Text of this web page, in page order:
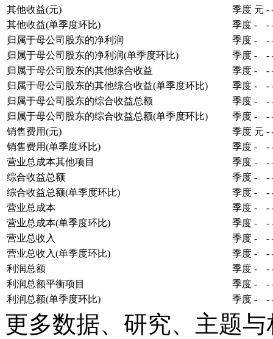
其他收益(元)
季度 元 -
其他收益(单季度环比)
季度 - -
归属于母公司股东的净利润
季度 - -
归属于母公司股东的净利润(单季度环比)
季度 - -
归属于母公司股东的其他综合收益
季度 - -
归属于母公司股东的其他综合收益(单季度环比)
季度 - -
归属于母公司股东的综合收益总额
季度 - -
归属于母公司股东的综合收益总额(单季度环比)
季度 - -
销售费用(元)
季度 元 -
销售费用(单季度环比)
季度 - -
营业总成本其他项目
季度 - -
综合收益总额
季度 - -
综合收益总额(单季度环比)
季度 - -
营业总成本
季度 - -
营业总成本(单季度环比)
季度 - -
营业总收入
季度 - -
营业总收入(单季度环比)
季度 - -
利润总额
季度 - -
利润总额平衡项目
季度 - -
利润总额(单季度环比)
季度 - -
更多数据、研究、主题